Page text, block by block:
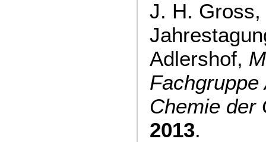
J. H.
Adlershof,
Chemie der
2013.